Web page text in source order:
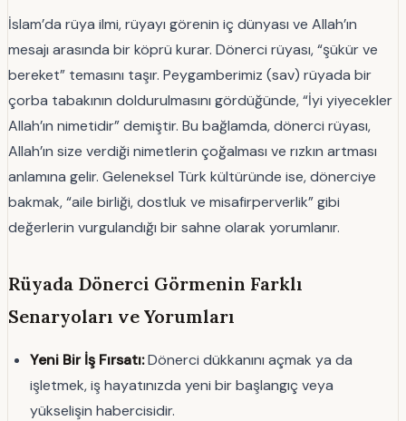
İslam’da rüya ilmi, rüyayı görenin iç dünyası ve Allah’ın
mesajı arasında bir köprü kurar. Dönerci rüyası, “şükür ve
bereket” temasını taşır. Peygamberimiz (sav) rüyada bir
çorba tabakının doldurulmasını gördüğünde, “İyi yiyecekler
Allah’ın nimetidir” demiştir. Bu bağlamda, dönerci rüyası,
Allah’ın size verdiği nimetlerin çoğalması ve rızkın artması
anlamına gelir. Geleneksel Türk kültüründe ise, dönerciye
bakmak, “aile birliği, dostluk ve misafirperverlik” gibi
değerlerin vurgulandığı bir sahne olarak yorumlanır.
Rüyada Dönerci Görmenin Farklı
Senaryoları ve Yorumları
Yeni Bir İş Fırsatı:Dönerci dükkanını açmak ya da
işletmek, iş hayatınızda yeni bir başlangıç veya
yükselişin habercisidir.